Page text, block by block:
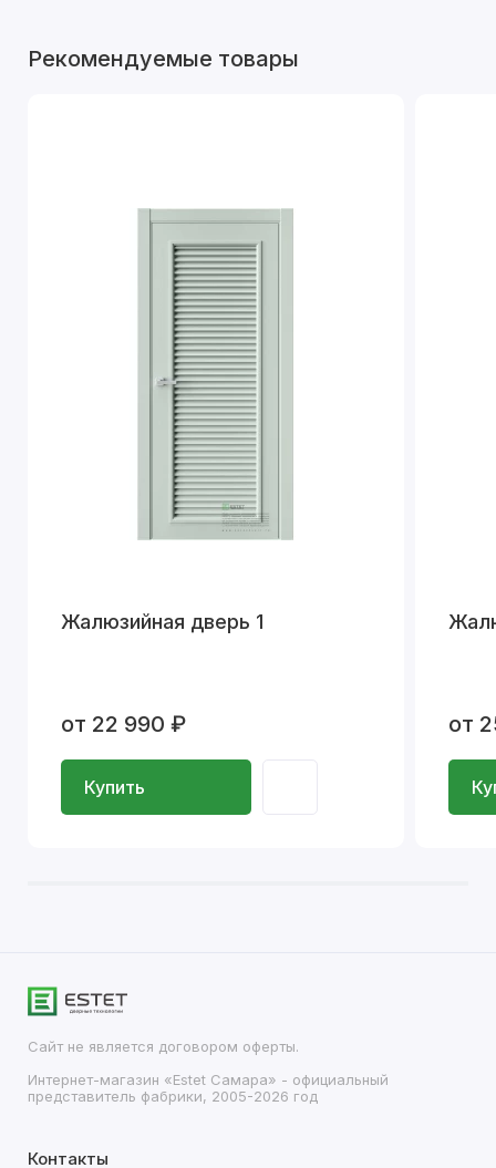
Рекомендуемые товары
Жалюзийная дверь 1
от 22 990 ₽
Купить
от
Сайт не является договором оферты.
Интернет-магазин «Estet Самара» - официальный
представитель фабрики, 2005-2026 год
Контакты